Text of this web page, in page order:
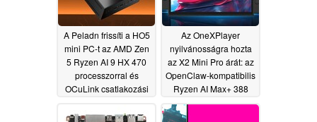
A Peladn frissíti a HO5
mini PC-t az AMD Zen
5 Ryzen AI 9 HX 470
processzorral és
OCuLink csatlakozási
Az OneXPlayer
nyilvánosságra hozta
az X2 Mini Pro árát: az
OpenClaw-kompatibilis
Ryzen AI Max+ 388
kézi számítógép akár
64 GB RAM-mal,